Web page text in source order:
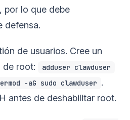
por lo que debe
defensa.
de usuarios. Cree un
de root:
adduser clawduser
-aG sudo clawduser .
antes de deshabilitar root.